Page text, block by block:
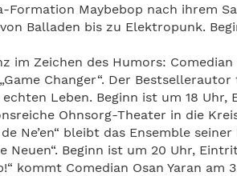
Formation Maybebop nach ihrem
Balladen bis zu Elektropunk.
im Zeichen des Humors:
Changer“. Der
Leben. Beginn ist um 18 Uhr,
Ohnsorg-Theater in die
Ne’en“ bleibt das Ensemble
Neuen“. Beginn ist um 20 Uhr,
kommt Comedian Osan Yaran am